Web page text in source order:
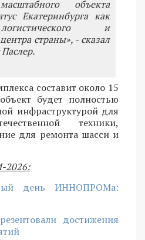
объекта
Екатеринбурга как
и
страны», - сказал
составит около 15
будет полностью
инфраструктурой для
техники,
для ремонта шасси и
2026:
день ИННОПРОМа:
достижения